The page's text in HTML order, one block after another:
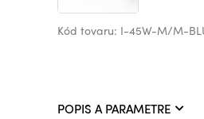
Kód tovaru: I-45W-M/M-
POPIS A PARAMETRE